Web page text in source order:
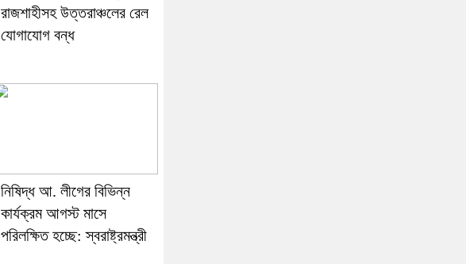
রাজশাহীসহ উত্তরাঞ্চলের রেল
যোগাযোগ বন্ধ
নিষিদ্ধ আ. লীগের বিভিন্ন
কার্যক্রম আগস্ট মাসে
পরিলক্ষিত হচ্ছে: স্বরাষ্ট্রমন্ত্রী